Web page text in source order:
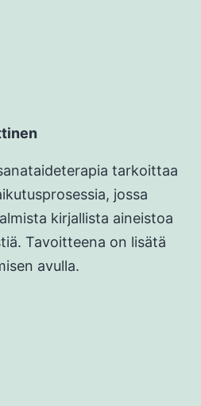
tarkoittaa
jossa
kirjallista aineistoa
Tavoitteena on lisätä
avulla.